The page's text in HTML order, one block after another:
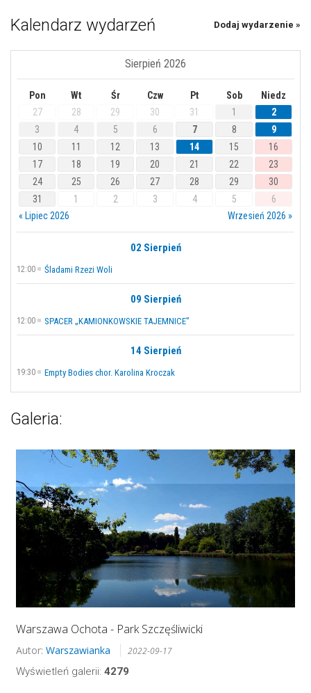
Kalendarz wydarzeń Dodaj wydarzenie »
Sierpień 2026
Pon Wt Śr Czw Pt Sob
Niedz
27
28 29 30 31 1
2
3
4 5 6 7 8
9
10
11 12 13 14 15
16
17
18 19 20 21 22
23
24
25 26 27 28 29
30
31
1 2 3 4 5
6
« Lipiec 2026
Wrzesień 2026 »
02 Sierpień
12:00 Śladami Rzezi Woli
09 Sierpień
12:00 SPACER „KAMIONKOWSKIE TAJEMNICE”
14 Sierpień
19:30 Empty Bodies chor. Karolina Kroczak
Galeria:
Warszawa Ochota - Park Szczęśliwicki
Autor: Warszawianka 2022-09-17
Wyświetleń galerii: 4279